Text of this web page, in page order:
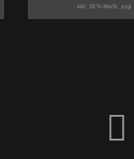
inkl. 19 % MwSt. zzgl.